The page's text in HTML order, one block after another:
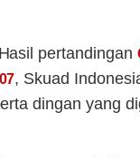
Hasil pertandingan
, Skuad
dingan yang